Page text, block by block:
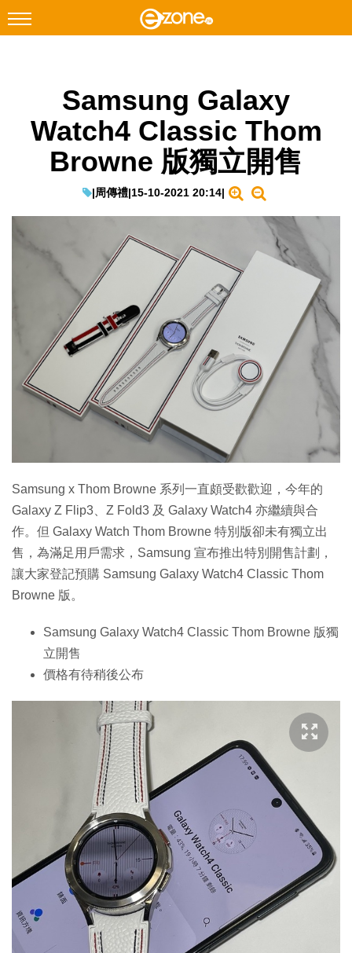
Facebook Instagram
科技焦點
網絡生活
教學評測
EduTech
生成式AI與雲端應用
Enterprise Digital Transformation
特集
Samsung Galaxy
Watch4 Classic Thom
Browne 版獨立開售
|周傳禮|15-10-2021 20:14|
Samsung x Thom Browne 系列一直頗受歡歡迎，今年的
Galaxy Z Flip3、Z Fold3 及 Galaxy Watch4 亦繼續與合
作。但 Galaxy Watch Thom Browne 特別版卻未有獨立出
售，為滿足用戶需求，Samsung 宣布推出特別開售計劃，
讓大家登記預購 Samsung Galaxy Watch4 Classic Thom
Browne 版。
Samsung Galaxy Watch4 Classic Thom Browne 版獨
立開售
價格有待稍後公布